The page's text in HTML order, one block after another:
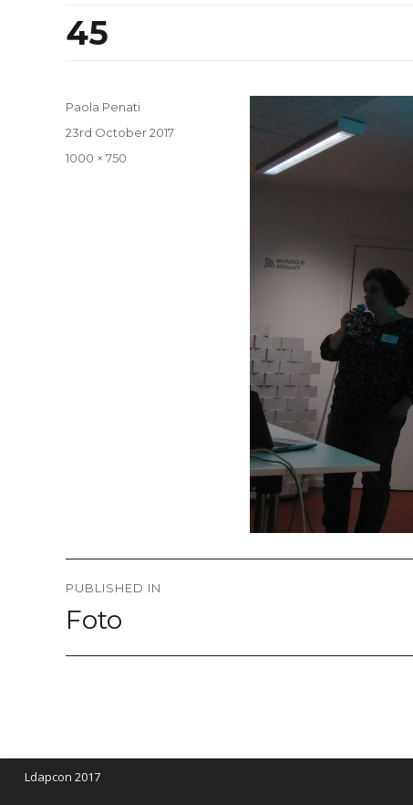
45
Paola Penati
Posted
23rd October 2017
Full
1000 × 750
navigation
PUBLISHED IN
Foto
Ldapcon 2017